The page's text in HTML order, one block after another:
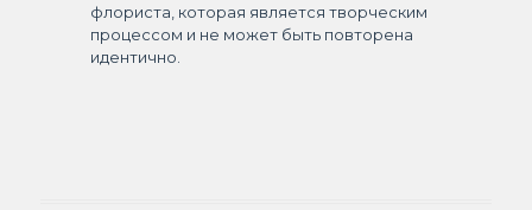
флориста, которая является творческим
процессом и не может быть повторена
идентично.